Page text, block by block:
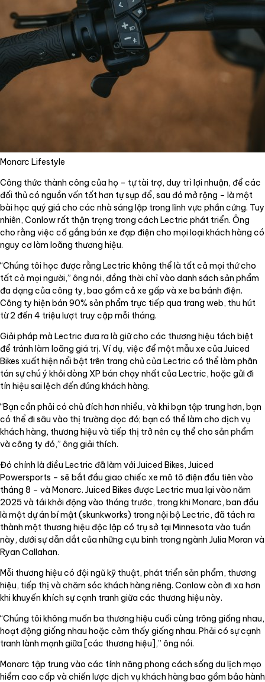
Monarc Lifestyle
Công thức thành công của họ – tự tài trợ, duy trì lợi nhuận, để các
đối thủ có nguồn vốn tốt hơn tự sụp đổ, sau đó mở rộng – là một
bài học quý giá cho các nhà sáng lập trong lĩnh vực phần cứng. Tuy
nhiên, Conlow rất thận trọng trong cách Lectric phát triển. Ông
cho rằng việc cố gắng bán xe đạp điện cho mọi loại khách hàng có
nguy cơ làm loãng thương hiệu.
“Chúng tôi học được rằng Lectric không thể là tất cả mọi thứ cho
tất cả mọi người,” ông nói, đồng thời chỉ vào danh sách sản phẩm
đa dạng của công ty, bao gồm cả xe gấp và xe ba bánh điện.
Công ty hiện bán 90% sản phẩm trực tiếp qua trang web, thu hút
từ 2 đến 4 triệu lượt truy cập mỗi tháng.
Giải pháp mà Lectric đưa ra là giữ cho các thương hiệu tách biệt
để tránh làm loãng giá trị. Ví dụ, việc để một mẫu xe của Juiced
Bikes xuất hiện nổi bật trên trang chủ của Lectric có thể làm phân
tán sự chú ý khỏi dòng XP bán chạy nhất của Lectric, hoặc gửi đi
tín hiệu sai lệch đến đúng khách hàng.
“Bạn cần phải có chủ đích hơn nhiều, và khi bạn tập trung hơn, bạn
có thể đi sâu vào thị trường dọc đó; bạn có thể làm cho dịch vụ
khách hàng, thương hiệu và tiếp thị trở nên cụ thể cho sản phẩm
và công ty đó,” ông giải thích.
Đó chính là điều Lectric đã làm với Juiced Bikes, Juiced
Powersports – sẽ bắt đầu giao chiếc xe mô tô điện đầu tiên vào
tháng 8 – và Monarc. Juiced Bikes được Lectric mua lại vào năm
2025 và tái khởi động vào tháng trước, trong khi Monarc, ban đầu
là một dự án bí mật (skunkworks) trong nội bộ Lectric, đã tách ra
thành một thương hiệu độc lập có trụ sở tại Minnesota vào tuần
này, dưới sự dẫn dắt của những cựu binh trong ngành Julia Moran và
Ryan Callahan.
Mỗi thương hiệu có đội ngũ kỹ thuật, phát triển sản phẩm, thương
hiệu, tiếp thị và chăm sóc khách hàng riêng. Conlow còn đi xa hơn
khi khuyến khích sự cạnh tranh giữa các thương hiệu này.
“Chúng tôi không muốn ba thương hiệu cuối cùng trông giống nhau,
hoạt động giống nhau hoặc cảm thấy giống nhau. Phải có sự cạnh
tranh lành mạnh giữa [các thương hiệu],” ông nói.
Monarc tập trung vào các tính năng phong cách sống du lịch mạo
hiểm cao cấp và chiến lược dịch vụ khách hàng bao gồm bảo hành